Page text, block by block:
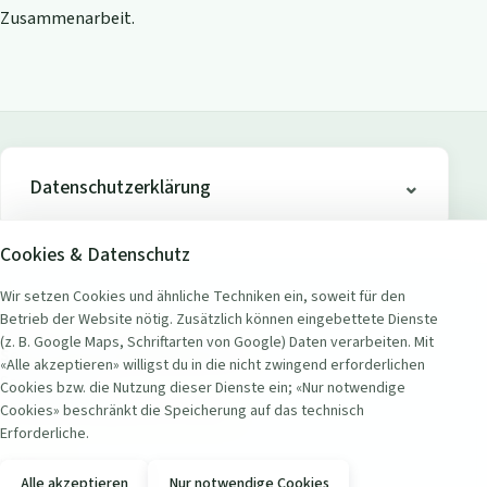
Zusammenarbeit.
Datenschutzerklärung
ADRESSE
Seerestaurant Badi Wollishofen
Seestrasse 451
8038 Zürich Wollishofen, Schweiz
Cookies & Datenschutz
Wir setzen Cookies und ähnliche Techniken ein, soweit für den
Betrieb der Website nötig. Zusätzlich können eingebettete Dienste
(z. B. Google Maps, Schriftarten von Google) Daten verarbeiten. Mit
«Alle akzeptieren» willigst du in die nicht zwingend erforderlichen
Cookies bzw. die Nutzung dieser Dienste ein; «Nur notwendige
Cookies» beschränkt die Speicherung auf das technisch
Erforderliche.